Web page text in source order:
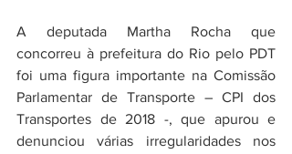
A deputada Martha Rocha que
concorreu à prefeitura do Rio pelo PDT
foi uma figura importante na Comissão
Parlamentar de Transporte – CPI dos
Transportes de 2018 -, que apurou e
denunciou várias irregularidades nos